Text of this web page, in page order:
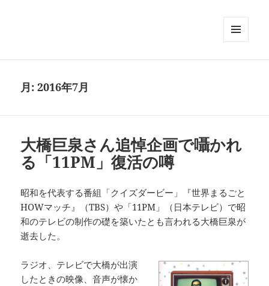
月:2016年7月
大橋巨泉さん追悼企画で囁かれ
る「11PM」復活の噂
昭和を代表する番組「クイズダービー」『世界まるごと
HOWマッチ』（TBS）や「11PM」（日本テレビ）で昭
和のテレビの制作の礎を築いたとも言われる大橋巨泉が
逝去した。
ラジオ、テレビで大橋が出演
したときの映像、音声が懐か